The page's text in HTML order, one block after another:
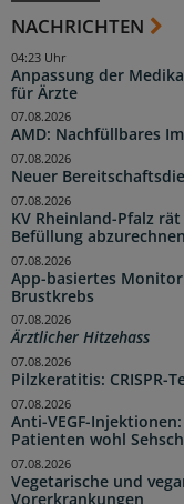
NACHRICHTEN
Anpassung der
für Ärzte
04:23 Uhr
AMD: Nachfüllbares
07.08.2026
Neuer
07.08.2026
KV Rheinland-Pfalz
Befüllung abzurechnen
07.08.2026
App-basiertes
Brustkrebs
07.08.2026
Ärztlicher Hitzehass
07.08.2026
Pilzkeratitis: CRISPR-
07.08.2026
Anti-VEGF-
Patienten wohl
07.08.2026
Vegetarische und
Vorerkrankungen
07.08.2026